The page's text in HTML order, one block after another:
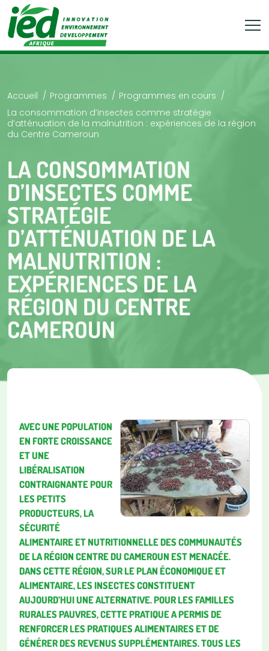
Accueil Programmes
Programmes en cours
La consommation d’insectes comme stratégie
d’atténuation de la malnutrition : expériences de la région
du Centre Cameroun
LA CONSOMMATION
D’INSECTES COMME
STRATÉGIE
D’ATTÉNUATION DE LA
MALNUTRITION :
EXPÉRIENCES DE LA
RÉGION DU CENTRE
CAMEROUN
AVEC UNE POPULATION
EN FORTE CROISSANCE
ET UNE
LIBÉRALISATION
CONTRAIGNANTE POUR
LES PETITS
PRODUCTEURS, LA
SÉCURITÉ
ALIMENTAIRE ET NUTRITIONNELLE DES COMMUNAUTÉS
DE LA RÉGION CENTRE DU CAMEROUN EST MENACÉE.
DANS CETTE RÉGION, SUR LE PLAN ÉCONOMIQUE ET
ALIMENTAIRE, LES INSECTES CONSTITUENT
AUJOURD’HUI UNE ALTERNATIVE. POUR LES FAMILLES
RURALES PAUVRES, CETTE PRATIQUE A PERMIS DE
RENFORCER LES PRATIQUES ALIMENTAIRES ET DE
GÉNÉRER DES REVENUS SUPPLÉMENTAIRES. TOUS LES